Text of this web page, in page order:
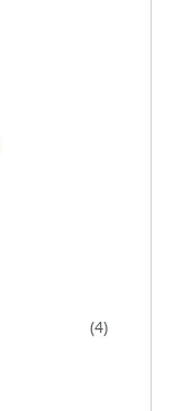
(4)